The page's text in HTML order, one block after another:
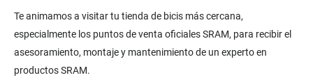
Te animamos a visitar tu tienda de bicis más cercana,
especialmente los puntos de venta oficiales SRAM, para recibir el
asesoramiento, montaje y mantenimiento de un experto en
productos SRAM.